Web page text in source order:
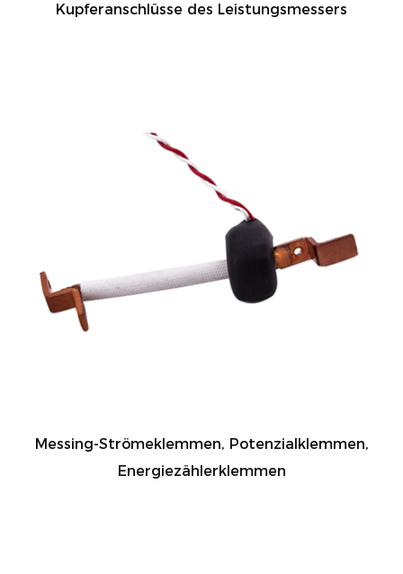
Kupferanschlüsse des Leistungsmessers
Messing-Strömeklemmen, Potenzialklemmen,
Energiezählerklemmen